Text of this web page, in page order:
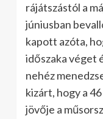
rájátszástól a
júniusban
kapott azóta,
időszaka véget
nehéz
kizárt, hogy a
jövője a